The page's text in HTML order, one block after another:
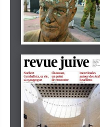
Dezember 2024
tachles